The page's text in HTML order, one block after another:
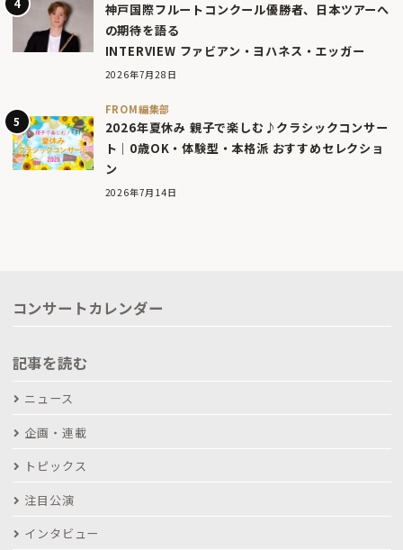
神戸国際フルートコンクール優勝者、日本ツアーへ
の期待を語る
INTERVIEW ファビアン・ヨハネス・エッガー
2026年7月28日
FROM編集部
2026年夏休み 親子で楽しむ♪クラシックコンサー
ト｜0歳OK・体験型・本格派 おすすめセレクショ
ン
2026年7月14日
コンサートカレンダー
記事を読む
ニュース
企画・連載
トピックス
注目公演
インタビュー